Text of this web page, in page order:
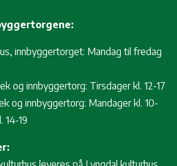
innbyggertorget: Mandag til fredag
og innbyggertorg: Tirsdager kl. 12-17
og innbyggertorg: Mandager kl. 10-
14-19